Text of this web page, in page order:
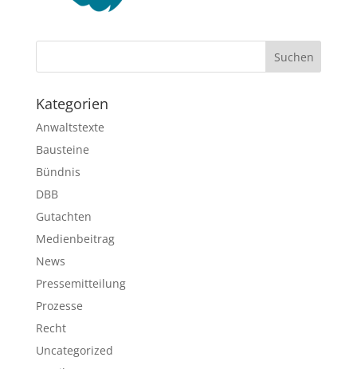
Kategorien
Anwaltstexte
Bausteine
Bündnis
DBB
Gutachten
Medienbeitrag
News
Pressemitteilung
Prozesse
Recht
Uncategorized